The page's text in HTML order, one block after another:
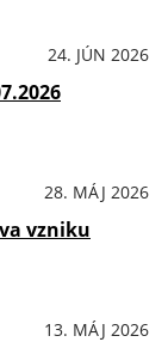
24. JÚN 2026
28. MÁJ 2026
vzniku
13. MÁJ 2026